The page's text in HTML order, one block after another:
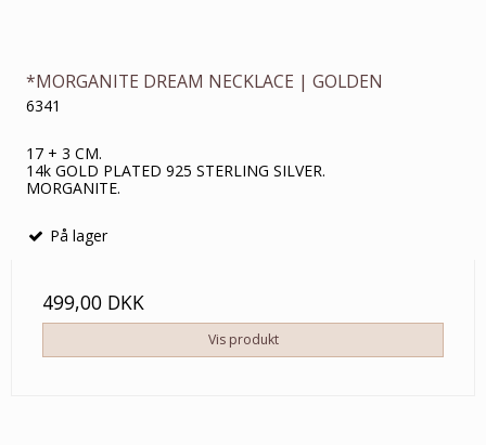
*MORGANITE DREAM NECKLACE | GOLDEN
6341
17 + 3 CM.
14k GOLD PLATED 925 STERLING SILVER.
MORGANITE.
På lager
499,00 DKK
Vis produkt